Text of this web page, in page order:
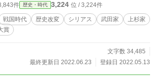
件 歴史・時代 3,224 位 / 3,224件
戦国時代 歴史改変 シリアス 武田家
上杉家
賞
文字数 34,485
最終更新日 2022.06.23
登録日 2022.05.13